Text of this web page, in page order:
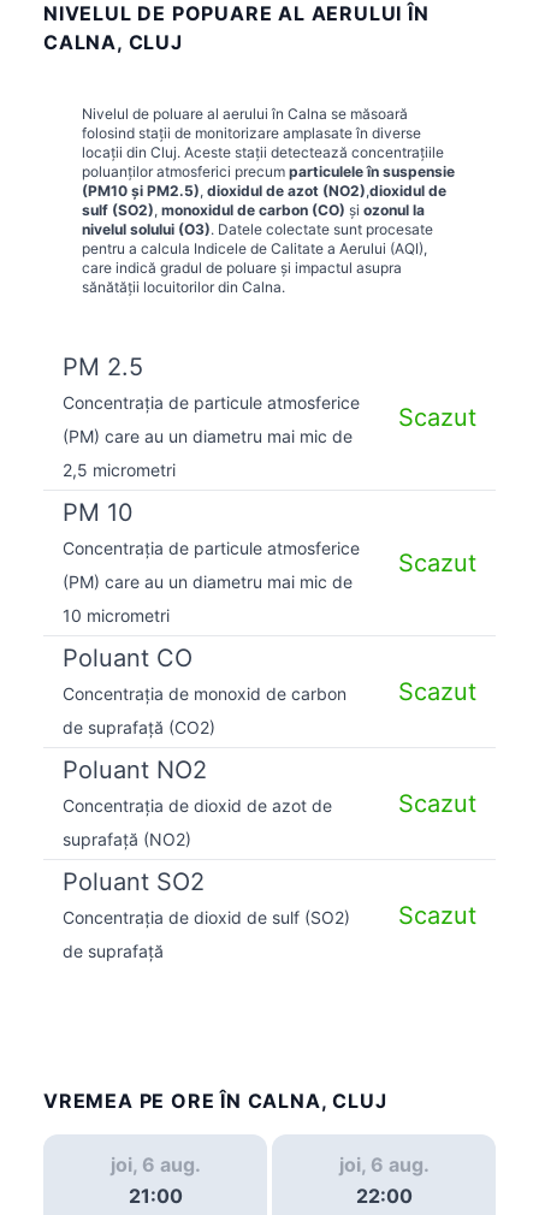
NIVELUL DE POPUARE AL AERULUI ÎN
CALNA, CLUJ
Nivelul de poluare al aerului în Calna se măsoară
folosind stații de monitorizare amplasate în diverse
locații din Cluj. Aceste stații detectează concentrațiile
poluanților atmosferici precum particulele în suspensie
(PM10 și PM2.5), dioxidul de azot (NO2),dioxidul de
sulf (SO2), monoxidul de carbon (CO) și ozonul la
nivelul solului (O3). Datele colectate sunt procesate
pentru a calcula Indicele de Calitate a Aerului (AQI),
care indică gradul de poluare și impactul asupra
sănătății locuitorilor din Calna.
PM 2.5
Concentrația de particule atmosferice
(PM) care au un diametru mai mic de
2,5 micrometri
Scazut
PM 10
Concentrația de particule atmosferice
(PM) care au un diametru mai mic de
10 micrometri
Scazut
Poluant CO
Concentrația de monoxid de carbon
de suprafață (CO2)
Scazut
Poluant NO2
Concentrația de dioxid de azot de
suprafață (NO2)
Scazut
Poluant SO2
Concentrația de dioxid de sulf (SO2)
de suprafață
Scazut
VREMEA PE ORE ÎN CALNA, CLUJ
joi, 6 aug.
21:00
joi, 6 aug.
22:00